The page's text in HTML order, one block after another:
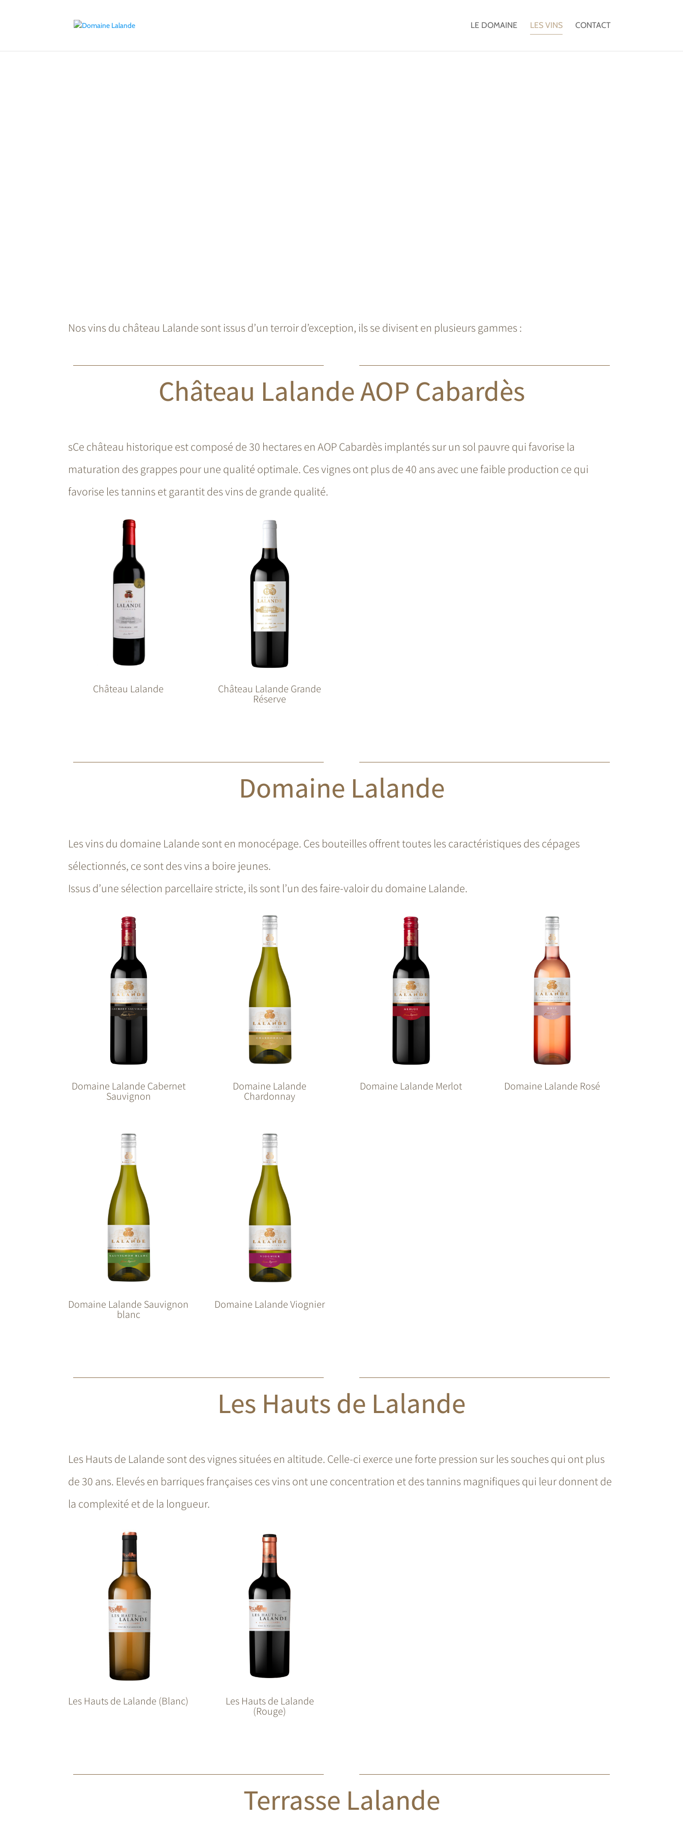
LE DOMAINE LES VINS CONTACT
Nos vins du château Lalande sont issus d’un terroir d’exception, ils se divisent en plusieurs gammes :
Château LalandeAOP Cabardès
sCe château historique est composé de 30 hectares en AOP Cabardès implantés sur un sol pauvre qui favorise la
maturation des grappes pour une qualité optimale. Ces vignes ont plus de 40 ans avec une faible production ce qui
favorise les tannins et garantit des vins de grande qualité.
Château Lalande Château Lalande Grande
Réserve
Domaine Lalande
Les vins du domaine Lalande sont en monocépage. Ces bouteilles offrent toutes les caractéristiques des cépages
sélectionnés, ce sont des vins a boire jeunes.
Issus d’une sélection parcellaire stricte, ils sont l’un des faire-valoir du domaine Lalande.
Domaine Lalande Cabernet
Sauvignon
Domaine Lalande
Chardonnay
Domaine Lalande Merlot Domaine Lalande Rosé
Domaine Lalande Sauvignon
blanc
Domaine Lalande Viognier
Les Hauts de Lalande
Les Hauts de Lalande sont des vignes situées en altitude. Celle-ci exerce une forte pression sur les souches qui ont plus
de 30 ans. Elevés en barriques françaises ces vins ont une concentration et des tannins magnifiques qui leur donnent de
la complexité et de la longueur.
Les Hauts de Lalande (Blanc) Les Hauts de Lalande
(Rouge)
Terrasse Lalande